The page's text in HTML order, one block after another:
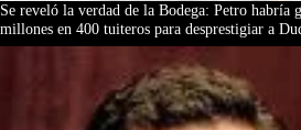
Se reveló la verdad de la Bodega: Petro habría
millones en 400 tuiteros para desprestigiar a